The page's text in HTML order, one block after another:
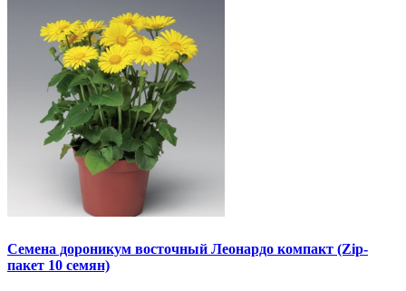
Семена дороникум восточный Леонардо компакт (Zip-
пакет 10 семян)